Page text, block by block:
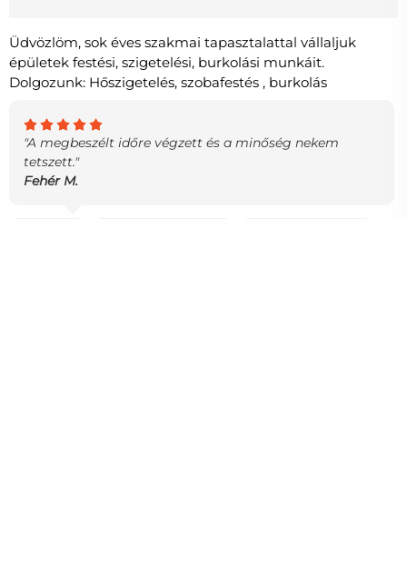
Üdvözlöm, sok éves szakmai tapasztalattal vállaljuk
épületek festési, szigetelési, burkolási munkáit.
Dolgozunk: Hőszigetelés, szobafestés , burkolás
"A megbeszélt időre végzett és a minőség nekem
tetszett."
Fehér M.